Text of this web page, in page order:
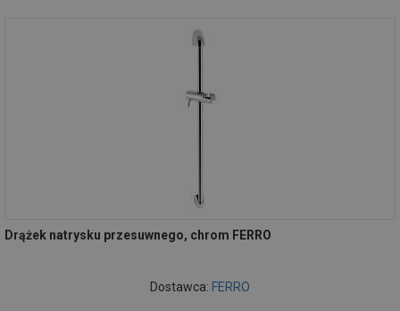
Drążek natrysku przesuwnego, chrom FERRO
Dostawca: FERRO